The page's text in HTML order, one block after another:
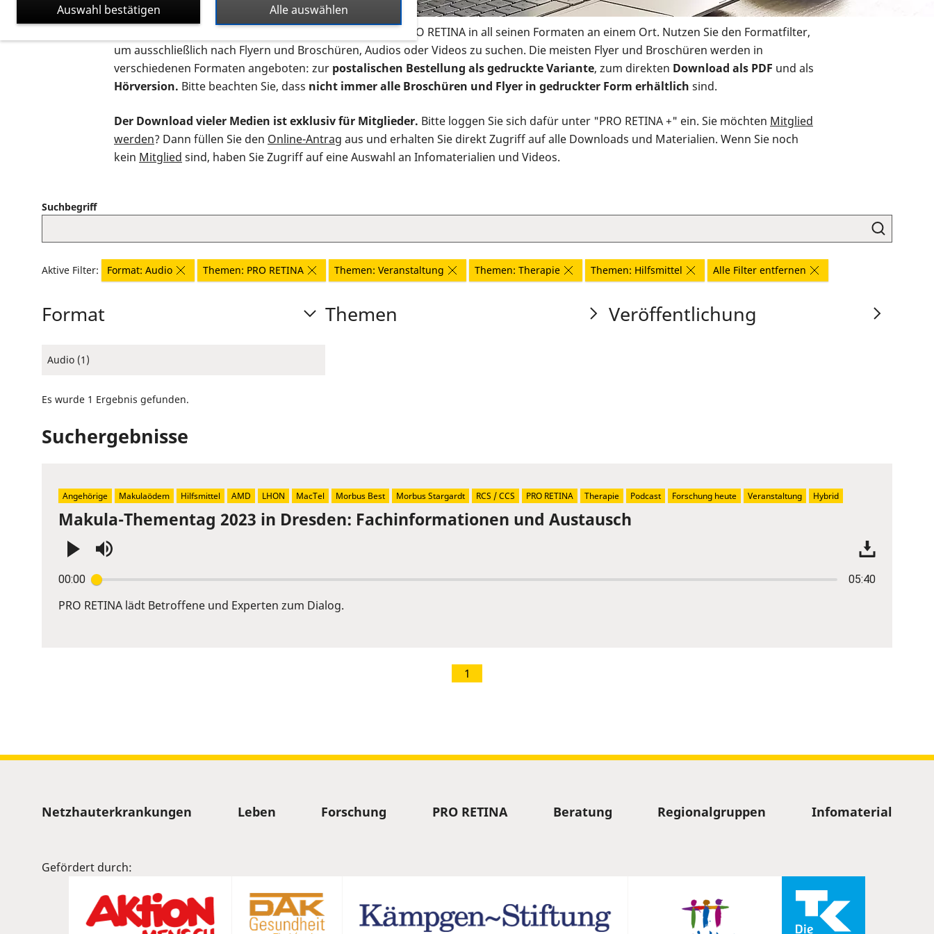
Auf dieser Seite finden Sie sämtliches Infomaterial der PRO RETINA in all seinen Formaten an einem Ort. Nutzen Sie den Formatfilter,
um ausschließlich nach Flyern und Broschüren, Audios oder Videos zu suchen. Die meisten Flyer und Broschüren werden in
verschiedenen Formaten angeboten: zur postalischen Bestellung als gedruckte Variante, zum direkten Download als PDF und als
Hörversion. Bitte beachten Sie, dass nicht immer alle Broschüren und Flyer in gedruckter Form erhältlich sind.
Der Download vieler Medien ist exklusiv für Mitglieder. Bitte loggen Sie sich dafür unter "PRO RETINA +" ein. Sie möchten Mitglied
werden? Dann füllen Sie den Online-Antrag aus und erhalten Sie direkt Zugriff auf alle Downloads und Materialien. Wenn Sie noch
kein Mitglied sind, haben Sie Zugriff auf eine Auswahl an Infomaterialien und Videos.
Suchbegriff
Aktive Filter: Format: Audio Themen: PRO RETINA Themen: Veranstaltung Themen: Therapie Themen: Hilfsmittel Alle Filter entfernen
Format
Audio (1)
Themen Veröffentlichung
Es wurde 1 Ergebnis gefunden.
Suchergebnisse
Makula-Thementag 2023 in Dresden: Fachinformationen und Austausch
00:00 05:40
Enter
or
PRO RETINA lädt Betroffene und Experten zum Dialog.
Angehörige Makulaödem Hilfsmittel AMD LHON MacTel Morbus Best Morbus Stargardt RCS / CCS PRO RETINA Therapie Podcast Forschung heute Veranstaltung Hybrid
1
Sitemap
Netzhauterkrankungen Leben Forschung PRO RETINA Beratung Regionalgruppen Infomaterial
Gefördert durch:
Alle auswählen
Auswahl bestätigen